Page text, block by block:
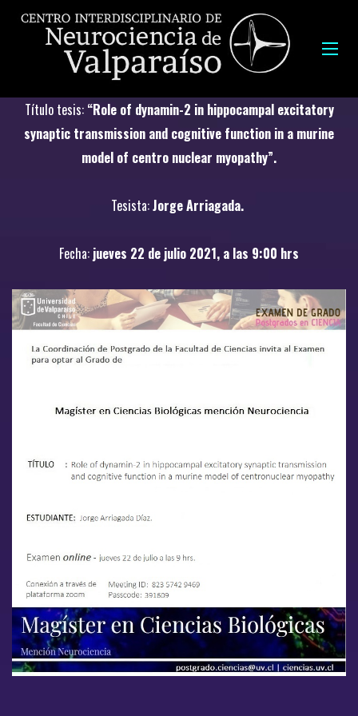
Título tesis: “Role of dynamin-2 in hippocampal excitatory
synaptic transmission and cognitive function in a murine
model of centro nuclear myopathy”.
Tesista:Jorge Arriagada.
Fecha: jueves 22 de julio 2021, a las 9:00 hrs